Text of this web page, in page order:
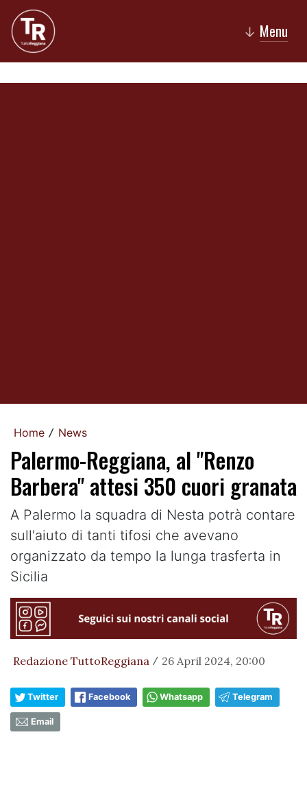
↓ Menu
Home / News
Palermo-Reggiana, al "Renzo
Barbera" attesi 350 cuori granata
A Palermo la squadra di Nesta potrà contare
sull'aiuto di tanti tifosi che avevano
organizzato da tempo la lunga trasferta in
Sicilia
Redazione TuttoReggiana / 26 April 2024, 20:00
Twitter Facebook Whatsapp Telegram
Email